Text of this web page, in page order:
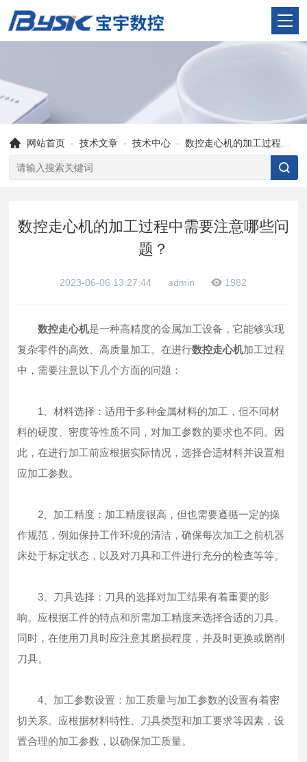
网站首页 - 技术文章 - 技术中心 - 数控走心机的加工过程中需要注意哪些问题？
数控走心机的加工过程中需要注意哪些问
题？
2023-06-06 13:27:44 admin 1982
数控走心机是一种高精度的金属加工设备，它能够实现
复杂零件的高效、高质量加工。在进行数控走心机加工过程
中，需要注意以下几个方面的问题：
1、材料选择：适用于多种金属材料的加工，但不同材
料的硬度、密度等性质不同，对加工参数的要求也不同。因
此，在进行加工前应根据实际情况，选择合适材料并设置相
应加工参数。
2、加工精度：加工精度很高，但也需要遵循一定的操
作规范，例如保持工作环境的清洁，确保每次加工之前机器
床处于标定状态，以及对刀具和工件进行充分的检查等等。
3、刀具选择：刀具的选择对加工结果有着重要的影
响。应根据工件的特点和所需加工精度来选择合适的刀具。
同时，在使用刀具时应注意其磨损程度，并及时更换或磨削
刀具。
4、加工参数设置：加工质量与加工参数的设置有着密
切关系。应根据材料特性、刀具类型和加工要求等因素，设
置合理的加工参数，以确保加工质量。